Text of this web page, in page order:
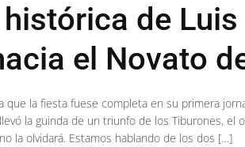
de
el Novato
que la fiesta fuese completa en su primera
la guinda de un triunfo de los Tiburones, el
la olvidará. Estamos hablando de los dos […]